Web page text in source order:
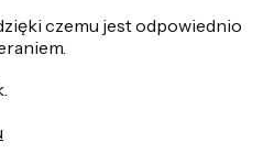
czemu jest odpowiednio